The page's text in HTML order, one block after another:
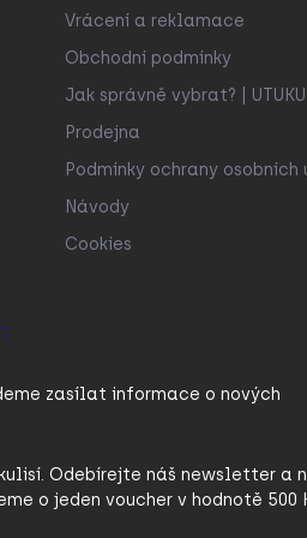
Vrácení a reklamace
Obchodní podmínky
Jak správně vybrat? |
Prodejna
Podmínky ochrany osobních
Návody
Cookies
zasílat informace o nových
Odebírejte náš newsletter a
o jeden voucher v hodnotě 500